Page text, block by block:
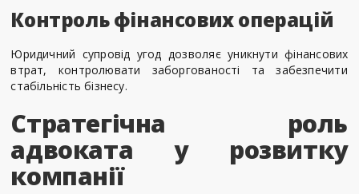
Контроль фінансових операцій
Юридичний супровід угод дозволяє уникнути фінансових
втрат, контролювати заборгованості та забезпечити
стабільність бізнесу.
Стратегічна роль
адвоката у розвитку
компанії